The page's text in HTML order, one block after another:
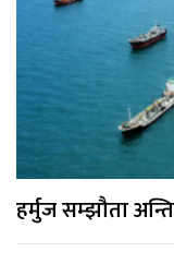
हर्मुज सम्झौता